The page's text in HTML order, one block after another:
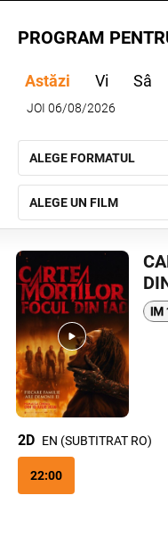
PROGRAM
Astăzi Vi Sâ
JOI 06/08/2026
ALEGE FORMATUL
ALEGE UN FILM
2D EN (SUBTITRAT RO)
22:00